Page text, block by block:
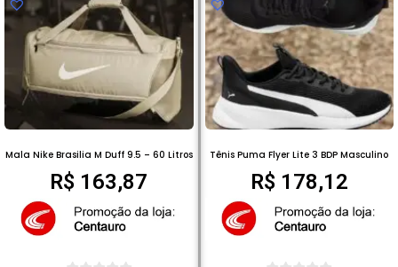
Mala Nike Brasilia M Duff 9.5 – 60 Litros
R$ 163,87
Tênis Puma Flyer Lite 3 BDP Masculino
R$ 178,12